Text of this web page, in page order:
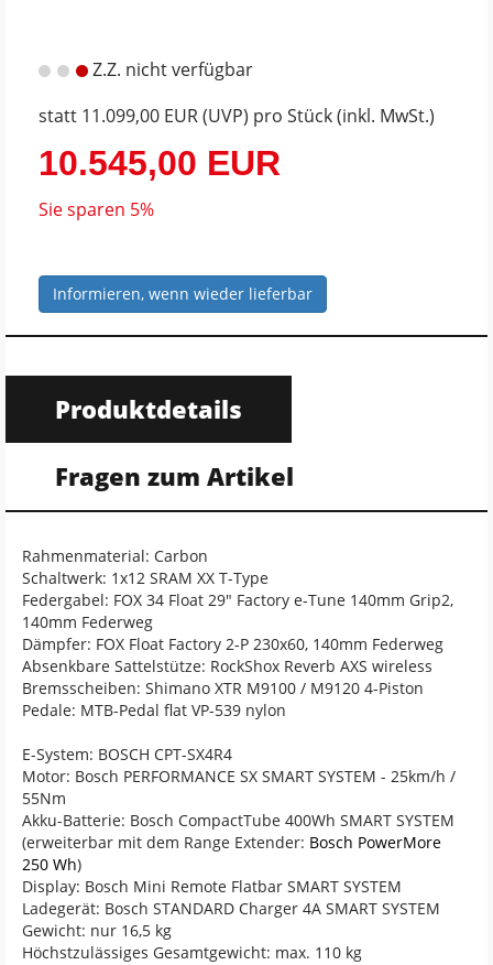
Z.Z. nicht verfügbar
statt 11.099,00 EUR(UVP) pro Stück (inkl. MwSt.)
10.545,00 EUR
Sie sparen 5%
Informieren, wenn wieder lieferbar
Produktdetails
Fragen zum Artikel
Rahmenmaterial: Carbon
Schaltwerk: 1x12 SRAM XX T-Type
Federgabel: FOX 34 Float 29" Factory e-Tune 140mm Grip2,
140mm Federweg
Dämpfer: FOX Float Factory 2-P 230x60, 140mm Federweg
Absenkbare Sattelstütze: RockShox Reverb AXS wireless
Bremsscheiben: Shimano XTR M9100 / M9120 4-Piston
Pedale: MTB-Pedal flat VP-539 nylon
E-System: BOSCH CPT-SX4R4
Motor: Bosch PERFORMANCE SX SMART SYSTEM - 25km/h /
55Nm
Akku-Batterie: Bosch CompactTube 400Wh SMART SYSTEM
(erweiterbar mit dem Range Extender: Bosch PowerMore
250 Wh)
Display: Bosch Mini Remote Flatbar SMART SYSTEM
Ladegerät: Bosch STANDARD Charger 4A SMART SYSTEM
Gewicht: nur 16,5 kg
Höchstzulässiges Gesamtgewicht: max. 110 kg